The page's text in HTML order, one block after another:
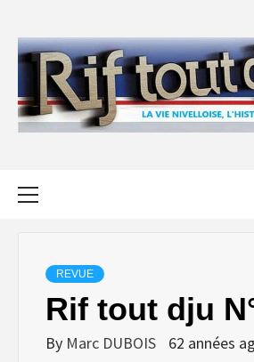
content
REVUE
Rif tout dju
By Marc DUBOIS 62 années